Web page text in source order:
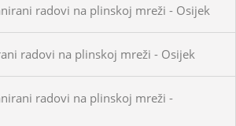
radovi na plinskoj mreži - Osijek
radovi na plinskoj mreži - Osijek
radovi na plinskoj mreži -